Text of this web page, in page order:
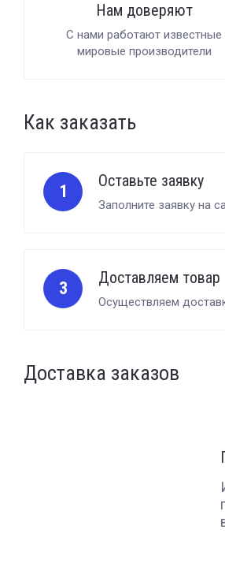
Нам доверяют
С нами работают известные
мировые производители
Как заказать
1
Оставьте заявку
Заполните заявку на
3
Доставляем товар
Осуществляем
Доставка заказов